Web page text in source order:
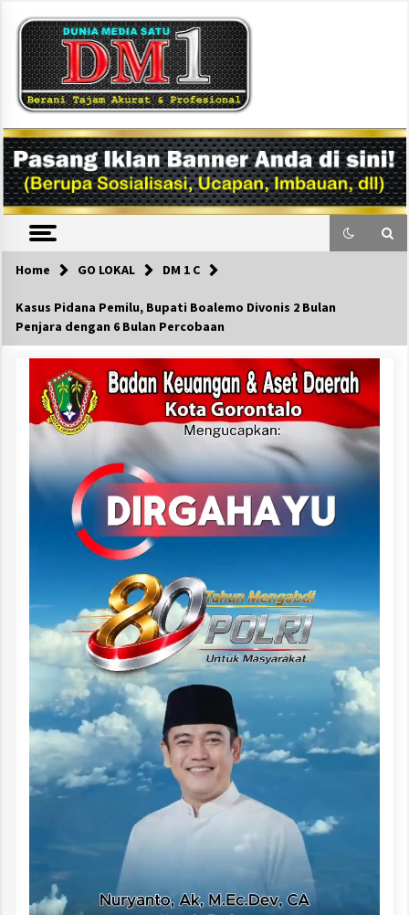
content
DM1
Home GO LOKAL DM 1 C
Kasus Pidana Pemilu, Bupati Boalemo Divonis 2 Bulan
Penjara dengan 6 Bulan Percobaan